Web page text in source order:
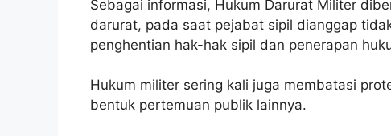
Sebagai informasi, Hukum Darurat Militer
darurat, pada saat pejabat sipil dianggap
penghentian hak-hak sipil dan penerapan
Hukum militer sering kali juga membatasi
bentuk pertemuan publik lainnya.